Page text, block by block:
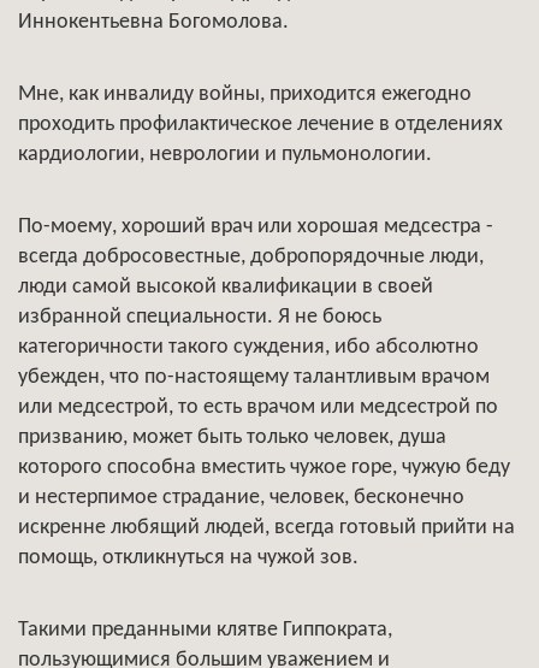
Иннокентьевна Богомолова.
Мне, как инвалиду войны, приходится ежегодно
проходить профилактическое лечение в отделениях
кардиологии, неврологии и пульмонологии.
По-моему, хороший врач или хорошая медсестра -
всегда добросовестные, добропорядочные люди,
люди самой высокой квалификации в своей
избранной специальности. Я не боюсь
категоричности такого суждения, ибо абсолютно
убежден, что по-настоящему талантливым врачом
или медсестрой, то есть врачом или медсестрой по
призванию, может быть только человек, душа
которого способна вместить чужое горе, чужую беду
и нестерпимое страдание, человек, бесконечно
искренне любящий людей, всегда готовый прийти на
помощь, откликнуться на чужой зов.
Такими преданными клятве Гиппократа,
пользующимися большим уважением и